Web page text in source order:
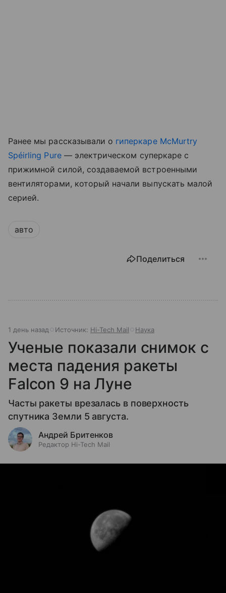
Ранее мы рассказывали о гиперкаре McMurtry
Spéirling Pure— электрическом суперкаре с
прижимной силой, создаваемой встроенными
вентиляторами, который начали выпускать малой
серией.
авто
Поделиться
1 день назад Источник: Hi-Tech Mail Наука
Ученые показали снимок с
места падения ракеты
Falcon 9 на Луне
Часты ракеты врезалась в поверхность
спутника Земли 5 августа.
Андрей Бритенков
Редактор Hi-Tech Mail